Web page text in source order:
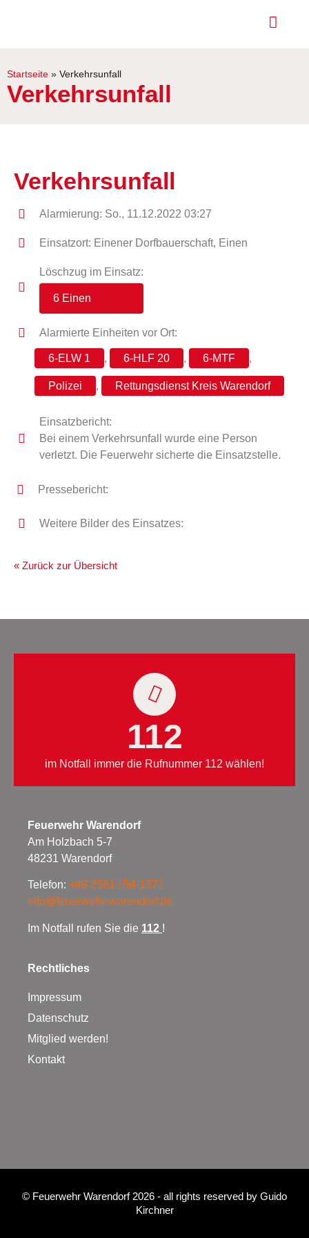
Startseite » Verkehrsunfall
Verkehrsunfall
Verkehrsunfall
Alarmierung: So., 11.12.2022 03:27
Einsatzort: Einener Dorfbauerschaft, Einen
Löschzug im Einsatz:
6 Einen
Alarmierte Einheiten vor Ort:
6-ELW 1 , 6-HLF 20 , 6-MTF ,
Polizei , Rettungsdienst Kreis Warendorf
Einsatzbericht:
Bei einem Verkehrsunfall wurde eine Person
verletzt. Die Feuerwehr sicherte die Einsatzstelle.
Pressebericht:
Weitere Bilder des Einsatzes:
« Zurück zur Übersicht
112
im Notfall immer die Rufnummer 112 wählen!
Feuerwehr Warendorf
Am Holzbach 5-7
48231 Warendorf
Telefon: +49 2581 / 54-1371
info@feuerwehr-warendorf.de
Im Notfall rufen Sie die 112 !
Rechtliches
Impressum
Datenschutz
Mitglied werden!
Kontakt
© Feuerwehr Warendorf 2026 - all rights reserved by Guido
Kirchner